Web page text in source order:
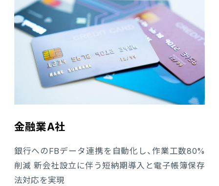
金融業A社
銀行へのFBデータ連携を自動化し、作業工数80%
削減 新会社設立に伴う短納期導入と電子帳簿保存
法対応を実現